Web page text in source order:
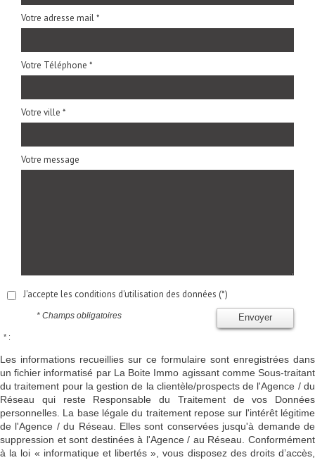
Votre adresse mail *
Votre Téléphone *
Votre ville *
Votre message
J'accepte les conditions d'utilisation des données (*)
Envoyer
* Champs obligatoires
* :
Les informations recueillies sur ce formulaire sont enregistrées dans
un fichier informatisé par La Boite Immo agissant comme Sous-traitant
du traitement pour la gestion de la clientèle/prospects de l'Agence / du
Réseau qui reste Responsable du Traitement de vos Données
personnelles. La base légale du traitement repose sur l'intérêt légitime
de l'Agence / du Réseau. Elles sont conservées jusqu'à demande de
suppression et sont destinées à l'Agence / au Réseau. Conformément
à la loi « informatique et libertés », vous disposez des droits d’accès,